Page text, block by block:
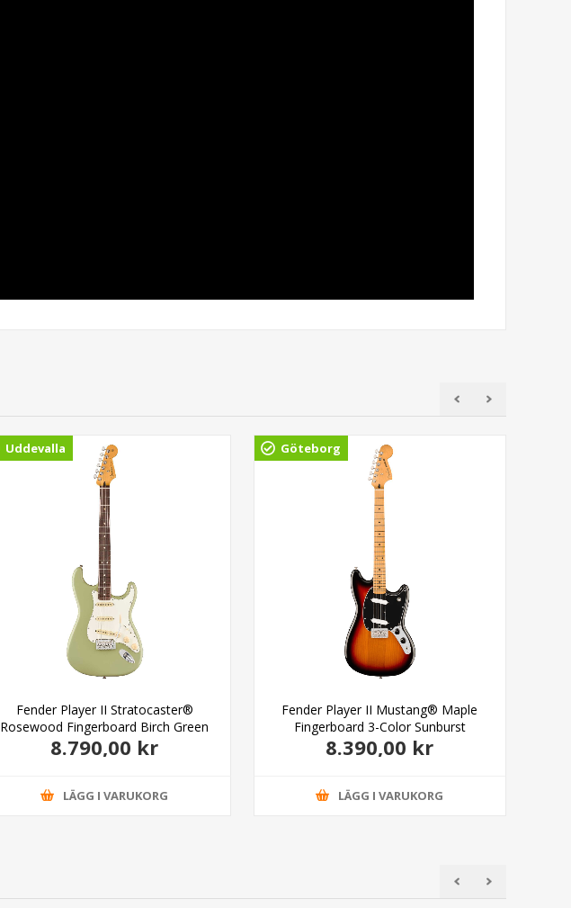
Uddevalla
Fender Player II Stratocaster®
Rosewood Fingerboard Birch Green
8.790,00 kr
LÄGG I VARUKORG
Göteborg
Fender Player II Mustang® Maple
Fingerboard 3-Color Sunburst
8.390,00 kr
LÄGG I VARUKORG